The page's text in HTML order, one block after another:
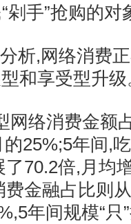
手”抢购的对
,网络消费
和享受型升级
络消费金额
25%;5年间,
70.2倍,月均
金融占比则
年间规模“只